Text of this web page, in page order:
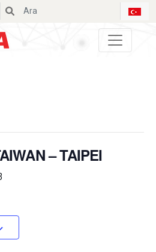
– TAIPEI